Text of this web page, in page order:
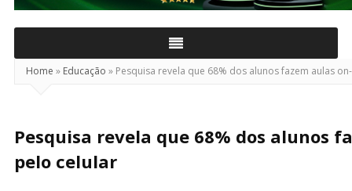
Home » Educação » Pesquisa revela que 68% dos alunos fazem aulas
Pesquisa revela que 68% dos alunos
pelo celular